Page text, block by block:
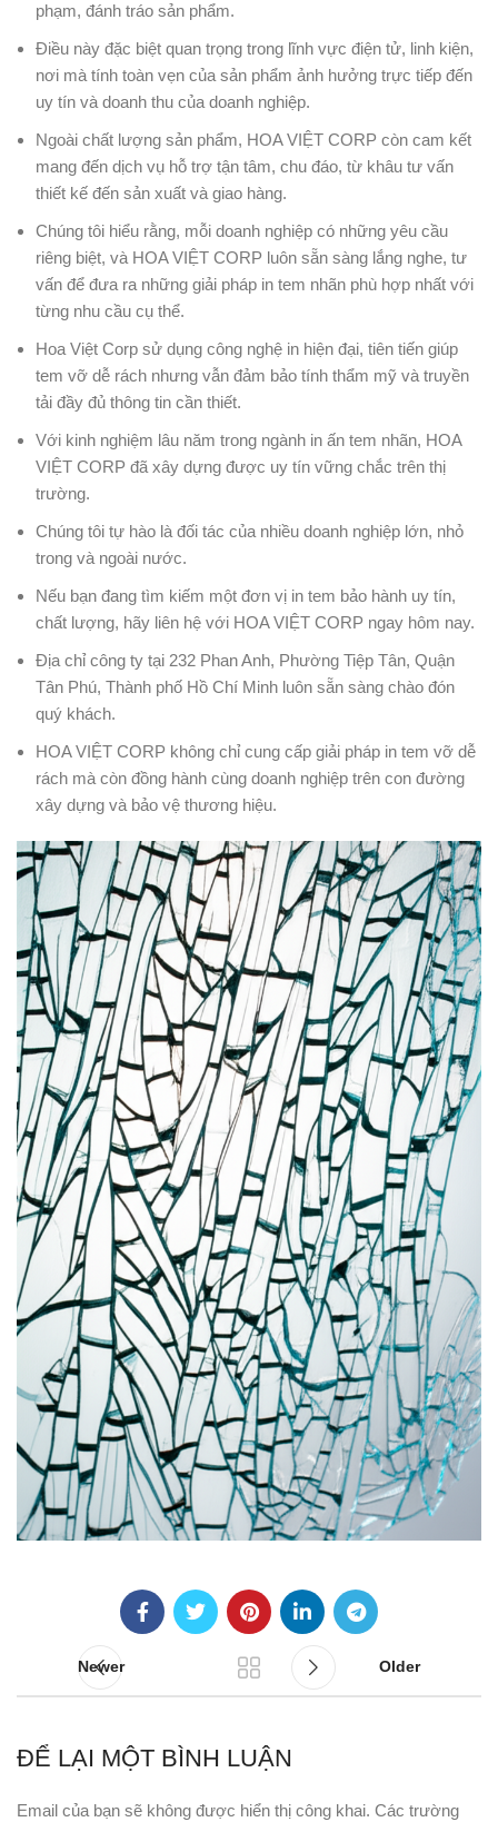
phạm, đánh tráo sản phẩm.
Điều này đặc biệt quan trọng trong lĩnh vực điện tử, linh kiện,
nơi mà tính toàn vẹn của sản phẩm ảnh hưởng trực tiếp đến
uy tín và doanh thu của doanh nghiệp.
Ngoài chất lượng sản phẩm, HOA VIỆT CORP còn cam kết
mang đến dịch vụ hỗ trợ tận tâm, chu đáo, từ khâu tư vấn
thiết kế đến sản xuất và giao hàng.
Chúng tôi hiểu rằng, mỗi doanh nghiệp có những yêu cầu
riêng biệt, và HOA VIỆT CORP luôn sẵn sàng lắng nghe, tư
vấn để đưa ra những giải pháp in tem nhãn phù hợp nhất với
từng nhu cầu cụ thể.
Hoa Việt Corp sử dụng công nghệ in hiện đại, tiên tiến giúp
tem vỡ dễ rách nhưng vẫn đảm bảo tính thẩm mỹ và truyền
tải đầy đủ thông tin cần thiết.
Với kinh nghiệm lâu năm trong ngành in ấn tem nhãn, HOA
VIỆT CORP đã xây dựng được uy tín vững chắc trên thị
trường.
Chúng tôi tự hào là đối tác của nhiều doanh nghiệp lớn, nhỏ
trong và ngoài nước.
Nếu bạn đang tìm kiếm một đơn vị in tem bảo hành uy tín,
chất lượng, hãy liên hệ với HOA VIỆT CORP ngay hôm nay.
Địa chỉ công ty tại 232 Phan Anh, Phường Tiệp Tân, Quận
Tân Phú, Thành phố Hồ Chí Minh luôn sẵn sàng chào đón
quý khách.
HOA VIỆT CORP không chỉ cung cấp giải pháp in tem vỡ dễ
rách mà còn đồng hành cùng doanh nghiệp trên con đường
xây dựng và bảo vệ thương hiệu.
Newer Older
ĐỂ LẠI MỘT BÌNH LUẬN
Email của bạn sẽ không được hiển thị công khai. Các trường